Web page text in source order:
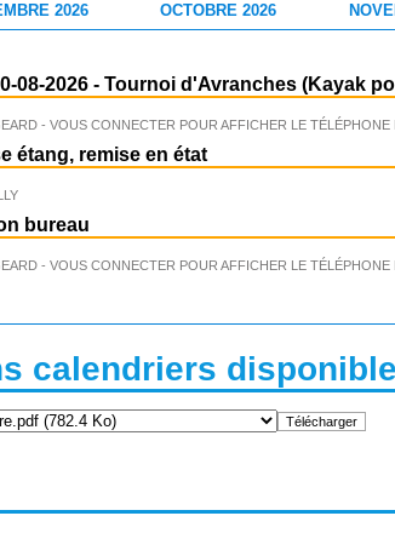
2026 OCTOBRE 2026
08-2026 - Tournoi d'Avranches (Kayak
- VOUS CONNECTER POUR AFFICHER LE TÉLÉPHONE
étang, remise en état
bureau
- VOUS CONNECTER POUR AFFICHER LE TÉLÉPHONE
calendriers